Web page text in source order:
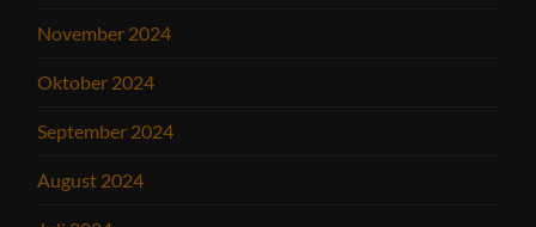
November 2024
Oktober 2024
September 2024
August 2024